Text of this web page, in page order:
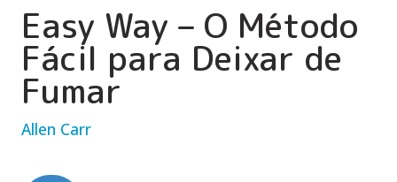
Easy Way – O Método
Fácil para Deixar de
Fumar
Allen Carr